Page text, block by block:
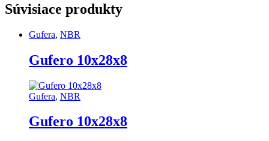
quantity
Súvisiace produkty
Gufera, NBR
Gufero 10x28x8
Gufera, NBR
Gufero 10x28x8